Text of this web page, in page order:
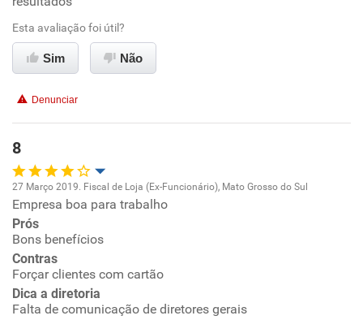
Ambiente de trabalho
Conciliação com a vida familiar
Recomenda a diretoria
Esta avaliação foi útil?
Sim Não
Denunciar
8
Oportunidade de promoção
Ambiente de trabalho
Conciliação com a vida familiar
27 Março 2019. Fiscal de Loja (Ex-Funcionário), Mato Grosso do Sul
Empresa boa para trabalho
Prós
Bons benefícios
Contras
Forçar clientes com cartão
Dica a diretoria
Falta de comunicação de diretores gerais